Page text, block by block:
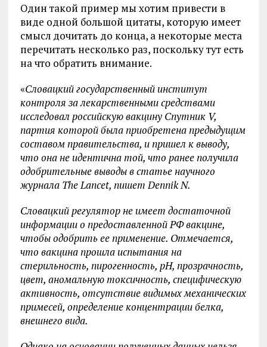
Один такой пример мы хотим привести в
виде одной большой цитаты, которую имеет
смысл дочитать до конца, а некоторые места
перечитать несколько раз, поскольку тут есть
на что обратить внимание.
«Словацкий государственный институт
контроля за лекарственными средствами
исследовал российскую вакцину Спутник V,
партия которой была приобретена предыдущим
составом правительства, и пришел к выводу,
что она не идентична той, что ранее получила
одобрительные выводы в статье научного
журнала The Lancet, пишет Dennik N.
Словацкий регулятор не имеет достаточной
информации о предоставленной РФ вакцине,
чтобы одобрить ее применение. Отмечается,
что вакцина прошла испытания на
стерильность, пирогенность, рН, прозрачность,
цвет, аномальную токсичность, специфическую
активность, отсутствие видимых механических
примесей, определение концентрации белка,
внешнего вида.